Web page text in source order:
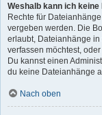
Weshalb kann ich
Rechte für
vergeben werden. Die
erlaubt, Dateianhänge
verfassen möchtest,
Du kannst einen
du keine Dateianhänge
Nach oben